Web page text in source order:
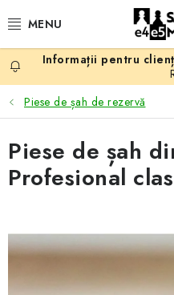
PROMOTII
ȘAH
PIESE DE ȘAH
CEAS DE ȘAH
CĂRȚI DE ȘAH
Piese de șah de rezervă
Piese de șah
Profesional